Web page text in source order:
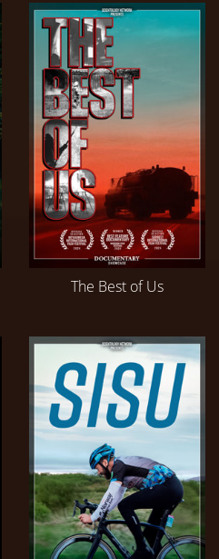
The Best of Us